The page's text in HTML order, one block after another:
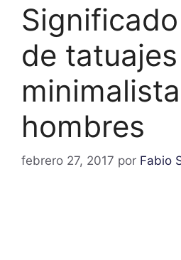
de tatuajes
hombres
febrero 27, 2017 por Fabio